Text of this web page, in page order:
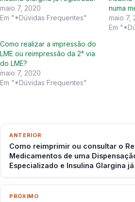
maio 7, 2020
Em "*Dúvidas Frequentes"
numa
maio 7,
Em
Como realizar a impressão do
LME ou reimpressão da 2° via
do LME?
maio 7, 2020
Em "*Dúvidas Frequentes"
ANTERIOR
Como reimprimir ou consultar o
Medicamentos de uma
Especializado e Insulina Glargina
PRÓXIMO